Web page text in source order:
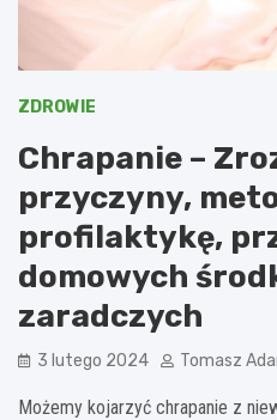
ZDROWIE
Chrapanie –
przyczyny,
profilaktykę,
domowych
zaradczych
3 lutego 2024 Tomasz
Możemy kojarzyć chrapanie z